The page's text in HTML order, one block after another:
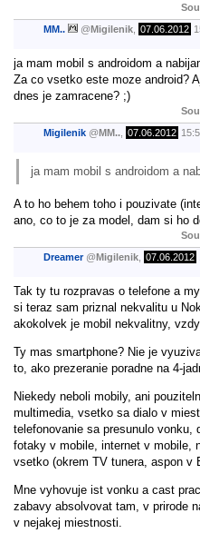
MM.. @ Migilenik 07.06.2012
ja mam mobil s androidom a
Za co vsetko este moze android?
dnes je zamracene? ;)
Migilenik @ MM.. 07.06.2012
ja mam mobil s androidom a
A to ho behem toho i pouzivate
ano, co to je za model, dam si ho
Dreamer @ Migilenik 07.06.2012
Tak ty tu rozpravas o telefone a
si teraz sam priznal nekvalitu u
akokolvek je mobil nekvalitny,
Ty mas smartphone? Nie je
to, ako prezeranie poradne na 4-
Niekedy neboli mobily, ani
multimedia, vsetko sa dialo v
telefonovanie sa presunulo vonku,
fotaky v mobile, internet v mobile,
vsetko (okrem TV tunera, aspon v
Mne vyhovuje ist vonku a cast
zabavy absolvovat tam, v prirode
v nejakej miestnosti.